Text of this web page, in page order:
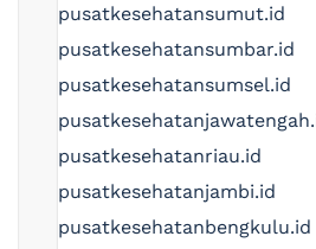
pusatkesehatansumut.id
pusatkesehatansumbar.id
pusatkesehatansumsel.id
pusatkesehatanriau.id
pusatkesehatanjambi.id
pusatkesehatanbengkulu.id